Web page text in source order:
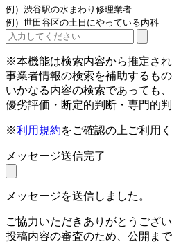
例）渋谷駅の水まわり修理業者
例）世田谷区の土日にやっている内科
※本機能は検索内容から推定さ
事業者情報の検索を補助するもの
いかなる内容の検索であっても
優劣評価・断定的判断・専門的判
※利用規約をご確認の上ご利用
メッセージ送信完了
メッセージを送信しました。
ご協力いただきありがとうござい
投稿内容の審査のため、公開ま